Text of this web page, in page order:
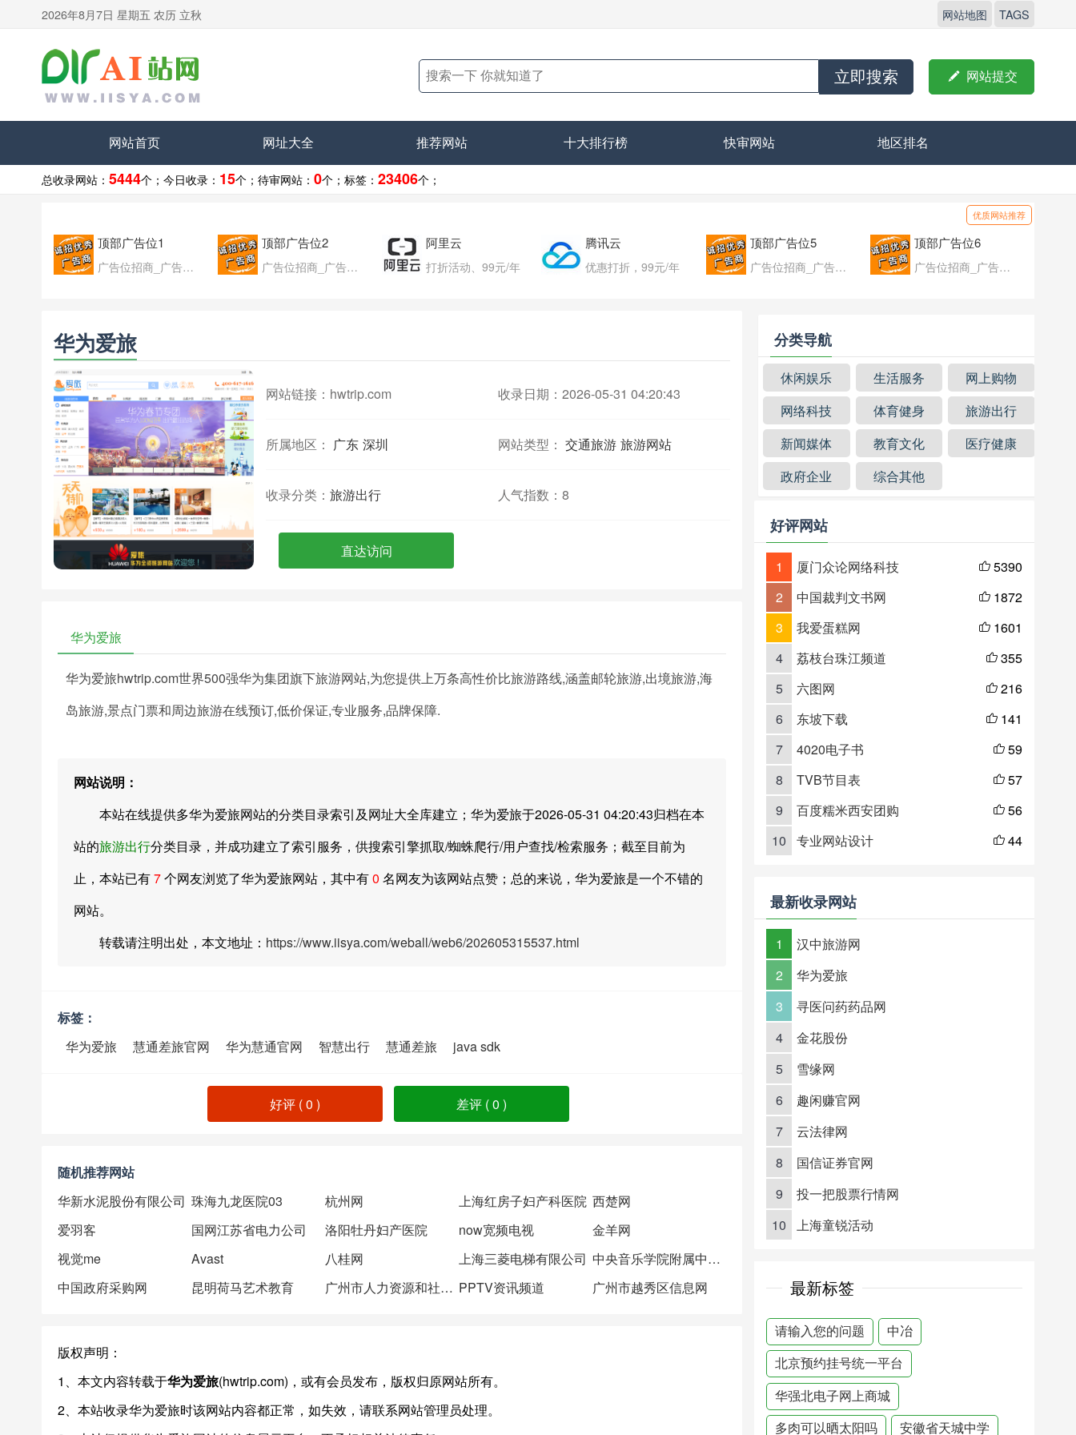
2026年8月7日 星期五 农历 立秋 网站地图 TAGS
立即搜索  网站提交
网站首页 网址大全 推荐网站 十大排行榜 快审网站 地区排名
总收录网站： 5444个； 今日收录： 15个； 待审网站： 0个； 标签： 23406个；
优质网站推荐
顶部广告位1
广告位招商_广告位待售
顶部广告位2
广告位招商_广告位待售
阿里云
打折活动、99元/年
腾讯云
优惠打折，99元/年
顶部广告位5
广告位招商_广告位待售
顶部广告位6
广告位招商_广告位待售
华为爱旅
网站链接： hwtrip.com 收录日期：2026-05-31 04:20:43
所属地区： 广东 深圳 网站类型： 交通旅游 旅游网站
收录分类： 旅游出行 人气指数： 8
直达访问
华为爱旅
华为爱旅hwtrip.com世界500强华为集团旗下旅游网站,为您提供上万条高性价比旅游路线,涵盖邮轮旅游,出境旅游,海
岛旅游,景点门票和周边旅游在线预订,低价保证,专业服务,品牌保障.
网站说明：
本站在线提供多华为爱旅网站的分类目录索引及网址大全库建立；华为爱旅于2026-05-31 04:20:43归档在本
站的旅游出行分类目录，并成功建立了索引服务，供搜索引擎抓取/蜘蛛爬行/用户查找/检索服务；截至目前为
止，本站已有7个网友浏览了华为爱旅网站，其中有0 名网友为该网站点赞；总的来说，华为爱旅是一个不错的
网站。
转载请注明出处，本文地址： https://www.iisya.com/weball/web6/202605315537.html
标签：
华为爱旅
慧通差旅官网 华为慧通官网 智慧出行 慧通差旅 java sdk
好评 (0 ) 差评 (0 )
随机推荐网站
华新水泥股份有限公司 珠海九龙医院03 杭州网 上海红房子妇产科医院 西楚网
爱羽客
国网江苏省电力公司 洛阳牡丹妇产医院 now宽频电视
金羊网
视觉me
Avast 八桂网 上海三菱电梯有限公司
中央音乐学院附属中等音乐学校
中国政府采购网
昆明荷马艺术教育 广州市人力资源和社会保障局网站 PPTV资讯频道 广州市越秀区信息网
版权声明：
1、本文内容转载于华为爱旅(hwtrip.com)，或有会员发布，版权归原网站所有。
2、本站收录华为爱旅时该网站内容都正常，如失效，请联系网站管理员处理。
分类导航
休闲娱乐 生活服务
网上购物
网络科技
体育健身
旅游出行
新闻媒体
教育文化
医疗健康
政府企业
综合其他
好评网站
1 厦门众论网络科技  5390
2
中国裁判文书网  1872
3
我爱蛋糕网  1601
4
荔枝台珠江频道  355
5
六图网  216
6
东坡下载  141
7
4020电子书  59
8
TVB节目表  57
9
百度糯米西安团购  56
10
专业网站设计  44
最新收录网站
1
汉中旅游网
2
华为爱旅
3
寻医问药药品网
4
金花股份
5
雪缘网
6
趣闲赚官网
7
云法律网
8
国信证券官网
9
投一把股票行情网
10
上海童锐活动
最新标签
请输入您的问题 中冶
北京预约挂号统一平台
华强北电子网上商城
多肉可以晒太阳吗 安徽省天城中学